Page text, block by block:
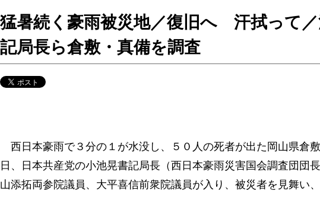
猛暑続く豪雨被災地／復旧へ 汗拭って
記局長ら倉敷・真備を調査
西日本豪雨で３分の１が水没し、５０人の死者が出た岡山県倉
日、日本共産党の小池晃書記局長（西日本豪雨災害国会調査団団長
山添拓両参院議員、大平喜信前衆院議員が入り、被災者を見舞い